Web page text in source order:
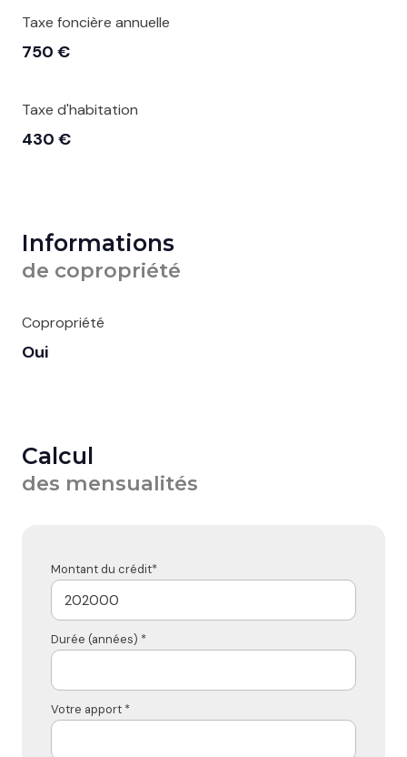
Taxe foncière annuelle
750 €
Taxe d'habitation
430 €
Informations
de copropriété
Copropriété
Oui
Calcul
des mensualités
Montant du crédit*
Durée (années) *
Votre apport *